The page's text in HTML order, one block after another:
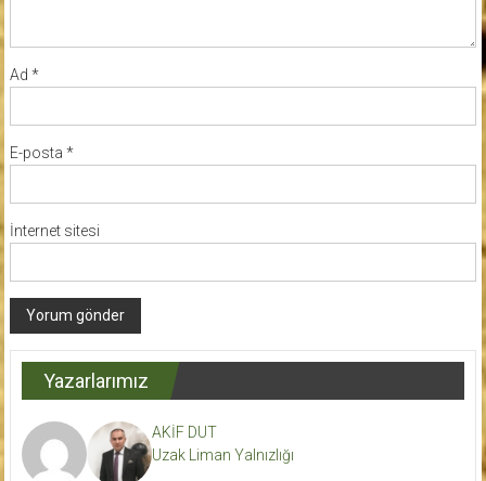
Ad *
E-posta *
İnternet sitesi
Yazarlarımız
AKİF DUT
Uzak Liman Yalnızlığı